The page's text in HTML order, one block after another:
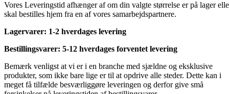
Vores Leveringstid afhænger af om din valgte størrelse er på lager
skal bestilles hjem fra en af vores samarbejdspartnere.
Lagervarer: 1-2 hverdages levering
Bestillingsvarer: 5-12 hverdages forventet levering
Bemærk venligst at vi er i en branche med sjældne og eksklusive
produkter, som ikke bare lige er til at opdrive alle steder. Dette kan i
meget få tilfælde besværliggøre leveringen og derfor give små